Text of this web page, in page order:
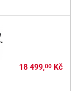
18 499,00Kč